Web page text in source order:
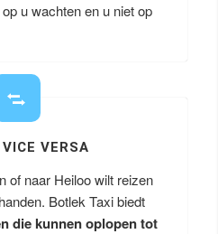
u wachten en u niet op
VERSA
of naar Heiloo wilt reizen
Botlek Taxi biedt
die kunnen oplopen tot